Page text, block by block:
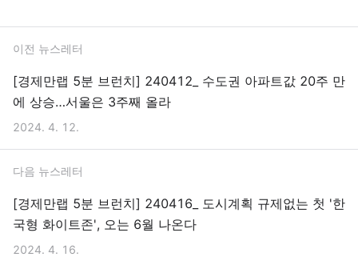
이전 뉴스레터
[경제만랩 5분 브런치] 240412_ 수도권 아파트값 20주 만
에 상승…서울은 3주째 올라
2024. 4. 12.
다음 뉴스레터
[경제만랩 5분 브런치] 240416_ 도시계획 규제없는 첫 '한
국형 화이트존', 오는 6월 나온다
2024. 4. 16.